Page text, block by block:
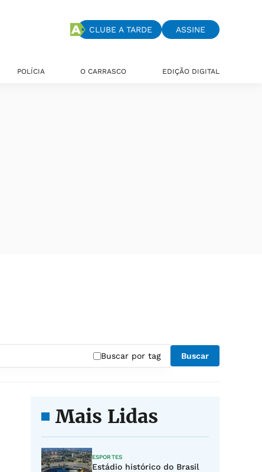
CLUBE A TARDE ASSINE
POLÍCIA O CARRASCO EDIÇÃO DIGITAL
Buscar por tag Buscar
Mais Lidas
ESPORTES
Estádio histórico do Brasil